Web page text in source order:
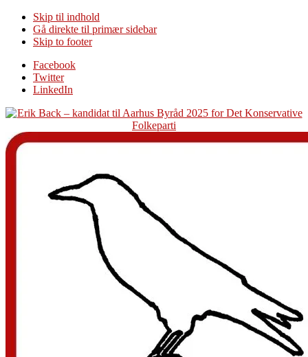
Skip til indhold
Gå direkte til primær sidebar
Skip to footer
Additional
menu
Facebook
Twitter
LinkedIn